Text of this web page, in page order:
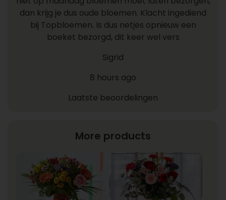
dan krijg je dus oude bloemen. Klacht ingediend
bij Topbloemen. Is dus netjes opnieuw een
boeket bezorgd, dit keer wel vers
Sigrid
8 hours ago
Laatste beoordelingen
More products